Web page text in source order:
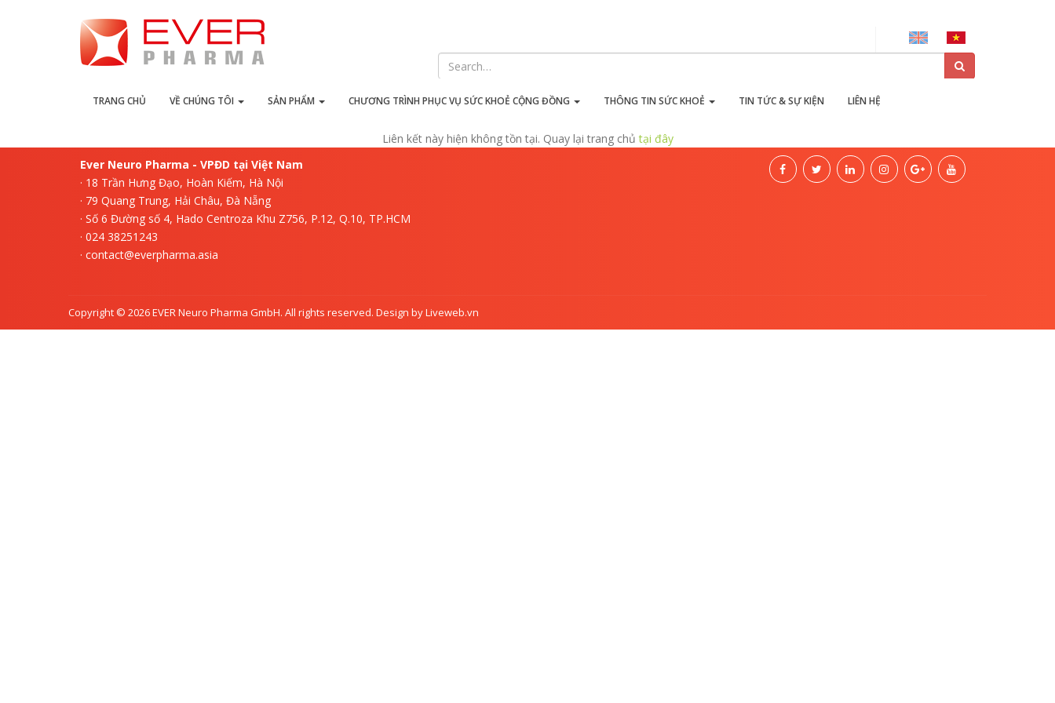
TRANG CHỦ VỀ CHÚNG TÔI SẢN PHẨM CHƯƠNG TRÌNH PHỤC VỤ SỨC KHOẺ CỘNG ĐỒNG THÔNG TIN SỨC KHOẺ TIN TỨC & SỰ KIỆN LIÊN HỆ
Liên kết này hiện không tồn tại
Liên kết này hiện không tồn tại. Quay lại trang chủtại đây
Ever Neuro Pharma - VPĐD tại Việt Nam
· 18 Trần Hưng Đạo, Hoàn Kiếm, Hà Nội
· 79 Quang Trung, Hải Châu, Đà Nẵng
· Số 6 Đường số 4, Hado Centroza Khu Z756, P.12, Q.10, TP.HCM
· 024 38251243
· contact@everpharma.asia
Copyright © 2026 EVER Neuro Pharma GmbH. All rights reserved. Design by Liveweb.vn